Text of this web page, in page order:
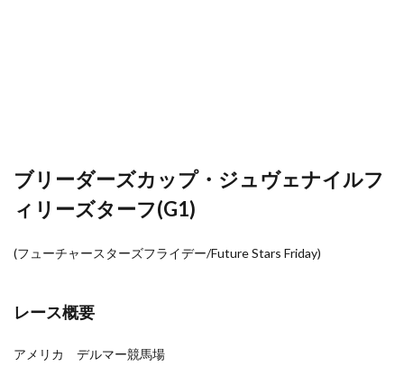
ブリーダーズカップ・ジュヴェナイルフ
ィリーズターフ(G1)
(フューチャースターズフライデー/Future Stars Friday)
レース概要
アメリカ デルマー競馬場